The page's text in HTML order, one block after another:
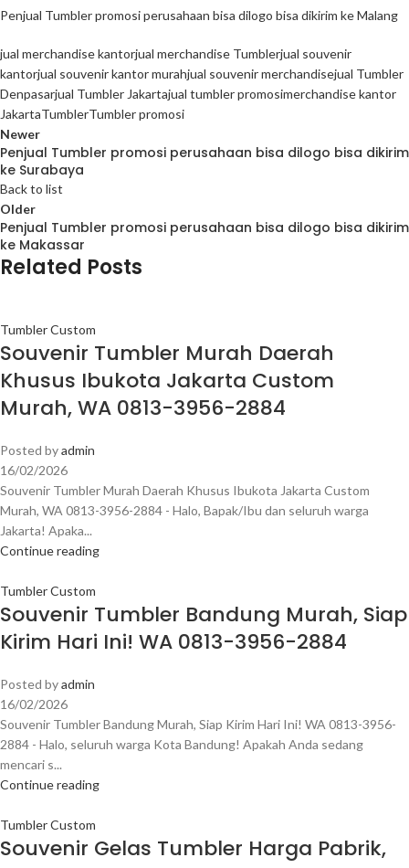
Penjual Tumbler promosi perusahaan bisa dilogo bisa dikirim ke Malang
jual merchandise kantorjual merchandise Tumblerjual souvenir
kantorjual souvenir kantor murahjual souvenir merchandisejual Tumbler
Denpasarjual Tumbler Jakartajual tumbler promosimerchandise kantor
JakartaTumblerTumbler promosi
Newer
Penjual Tumbler promosi perusahaan bisa dilogo bisa dikirim
ke Surabaya
Back to list
Older
Penjual Tumbler promosi perusahaan bisa dilogo bisa dikirim
ke Makassar
Related Posts
Tumbler Custom
Souvenir Tumbler Murah Daerah
Khusus Ibukota Jakarta Custom
Murah, WA 0813-3956-2884
Posted byadmin
16/02/2026
Souvenir Tumbler Murah Daerah Khusus Ibukota Jakarta Custom
Murah, WA 0813-3956-2884 - Halo, Bapak/Ibu dan seluruh warga
Jakarta! Apaka...
Continue reading
Tumbler Custom
Souvenir Tumbler Bandung Murah, Siap
Kirim Hari Ini! WA 0813-3956-2884
Posted byadmin
16/02/2026
Souvenir Tumbler Bandung Murah, Siap Kirim Hari Ini! WA 0813-3956-
2884 - Halo, seluruh warga Kota Bandung! Apakah Anda sedang
mencari s...
Continue reading
Tumbler Custom
Souvenir Gelas Tumbler Harga Pabrik,